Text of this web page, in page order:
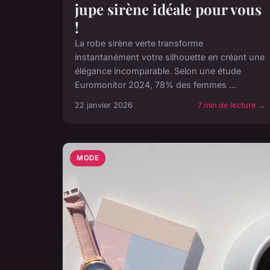
jupe sirène idéale pour vous
!
La robe sirène verte transforme
instantanément votre silhouette en créant une
élégance incomparable. Selon une étude
Euromonitor 2024, 78% des femmes ...
22 janvier 2026 7 min de lecture →
MODE